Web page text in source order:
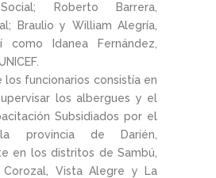
Roberto Barrera,
Braulio y William Alegría,
como Idanea Fernández,
los funcionarios consistía en
los albergues y el
Subsidiados por el
provincia de Darién,
en los distritos de Sambú,
Corozal, Vista Alegre y La